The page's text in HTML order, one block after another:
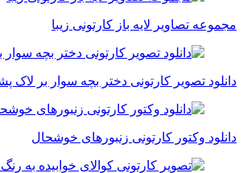
مجموعه تصاویر لایه باز کارتونی زیبا
دانلود تصویر کارتونی دختر بچه سوار بر لاک
دانلود وکتور کارتونی زنبورهای خوشحال